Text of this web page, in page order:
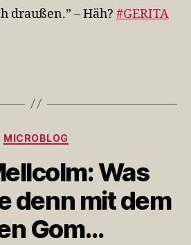
nach
draußen.”
draußen.” – Häh? #GERITA
Kategorien
MICROBLOG
Was
denn mit dem
Gom…